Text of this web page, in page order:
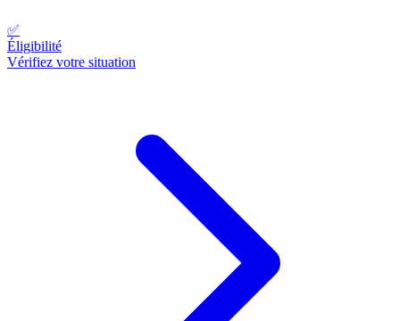
✅
Éligibilité
Vérifiez votre situation